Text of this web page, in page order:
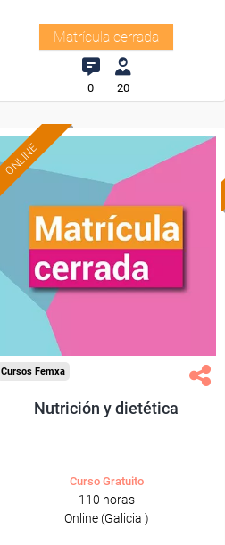
Matrícula cerrada
0 20
ONLINE
Cursos Femxa
Nutrición y dietética
Curso Gratuito
110 horas
Online (Galicia )